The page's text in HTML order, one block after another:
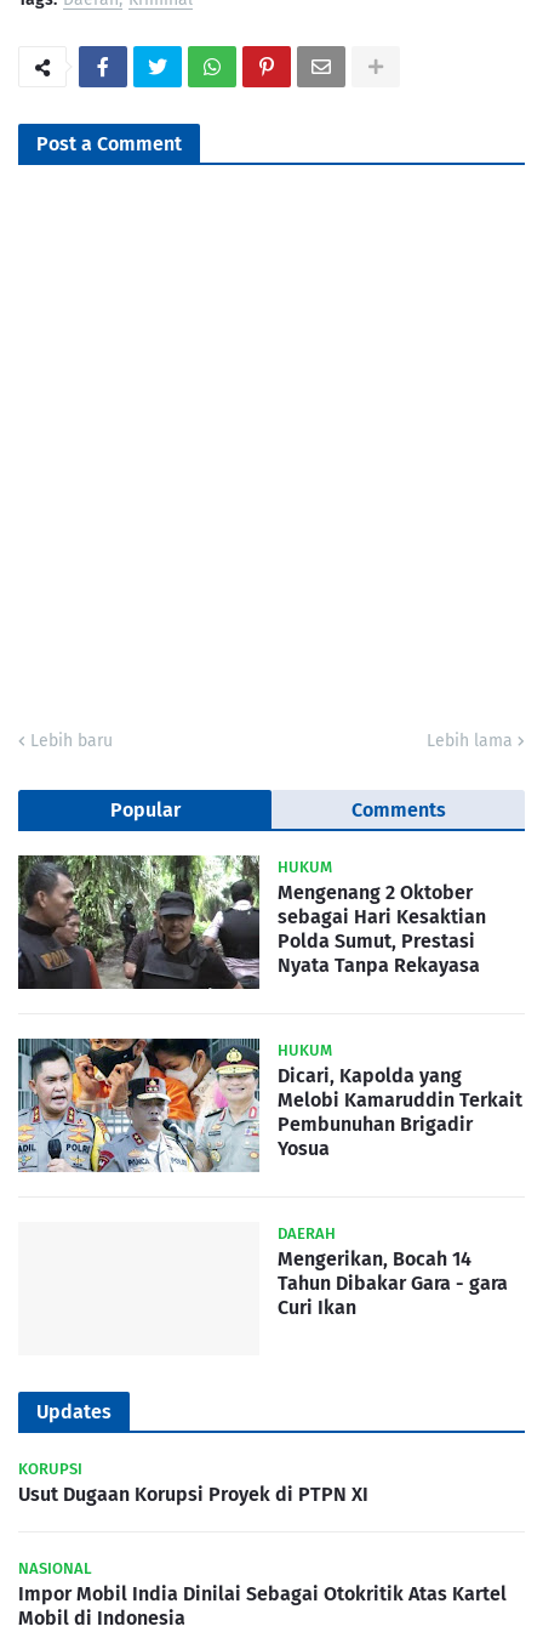
Post a Comment
Lebih baru Lebih lama
Popular Comments
HUKUM
Mengenang 2 Oktober
sebagai Hari Kesaktian
Polda Sumut, Prestasi
Nyata Tanpa Rekayasa
HUKUM
Dicari, Kapolda yang
Melobi Kamaruddin Terkait
Pembunuhan Brigadir
Yosua
DAERAH
Mengerikan, Bocah 14
Tahun Dibakar Gara - gara
Curi Ikan
Updates
KORUPSI
Usut Dugaan Korupsi Proyek di PTPN XI
NASIONAL
Impor Mobil India Dinilai Sebagai Otokritik Atas Kartel
Mobil di Indonesia